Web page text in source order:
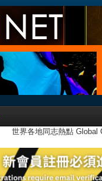
世界各地同志熱點